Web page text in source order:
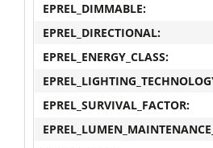
EPREL_DIMMABLE:
EPREL_DIRECTIONAL:
EPREL_ENERGY_CLASS:
EPREL_SURVIVAL_FACTOR: